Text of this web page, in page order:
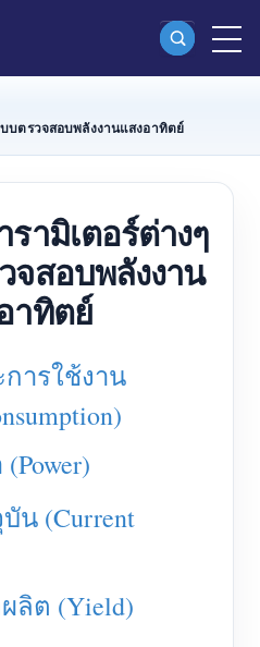
สามเฟส (WEM3080T)
Fi สามเฟส (WEM3046T)
Fi สามเฟส (WEM3050T)
Pro
เอง
ำลองพลังงาน
บตรวจสอบพลังงานแสงอาทิตย์
ามิเตอร์ต่างๆ
จสอบพลังงาน
าทิตย์
ารใช้งาน
น (Current
ลิต (Yield)